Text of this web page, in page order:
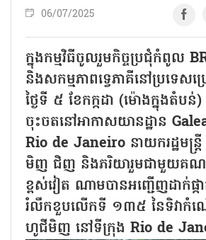
06/07/2025
ក្នុងកម្មវិធីចូលរួមកិច្ចប្រជុំកំពូល
និងសកម្មភាពទ្វេភាគីនៅប្រទេស
ថ្ងៃទី ៥ ខែកក្កដា (ម៉ោងក្នុងតំបន់)
ចុះចតនៅអាកាសយានដ្ឋាន
Rio de Janeiro នាយករដ្ឋមន្ត្
មិញ ជិញ និងភរិយារួមជាមួយគណ
ខ្ពស់វៀត ណាមបានអញ្ជើញដាក់ផ្ក
រំលឹកខួបលើកទី ១៣៥ នៃទិវាកំ
ហូជីមិញ នៅទីក្រុង Rio de